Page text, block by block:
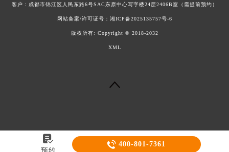
客户：成都市锦江区人民东路6号SAC东原中心写字楼24层2406B室（需提前预约）
网站备案/许可证号： 湘ICP备2025135757号-6
版权所有: Copyright © 2018-2032
XML
  400-801-7361